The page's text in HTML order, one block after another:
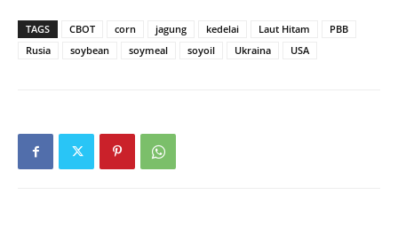
TAGS CBOT corn jagung kedelai Laut Hitam
PBB
Rusia
soybean soymeal soyoil Ukraina USA